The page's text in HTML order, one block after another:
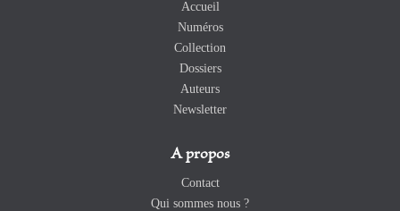
Accueil
Numéros
Collection
Dossiers
Auteurs
Newsletter
A propos
Contact
Qui sommes nous ?